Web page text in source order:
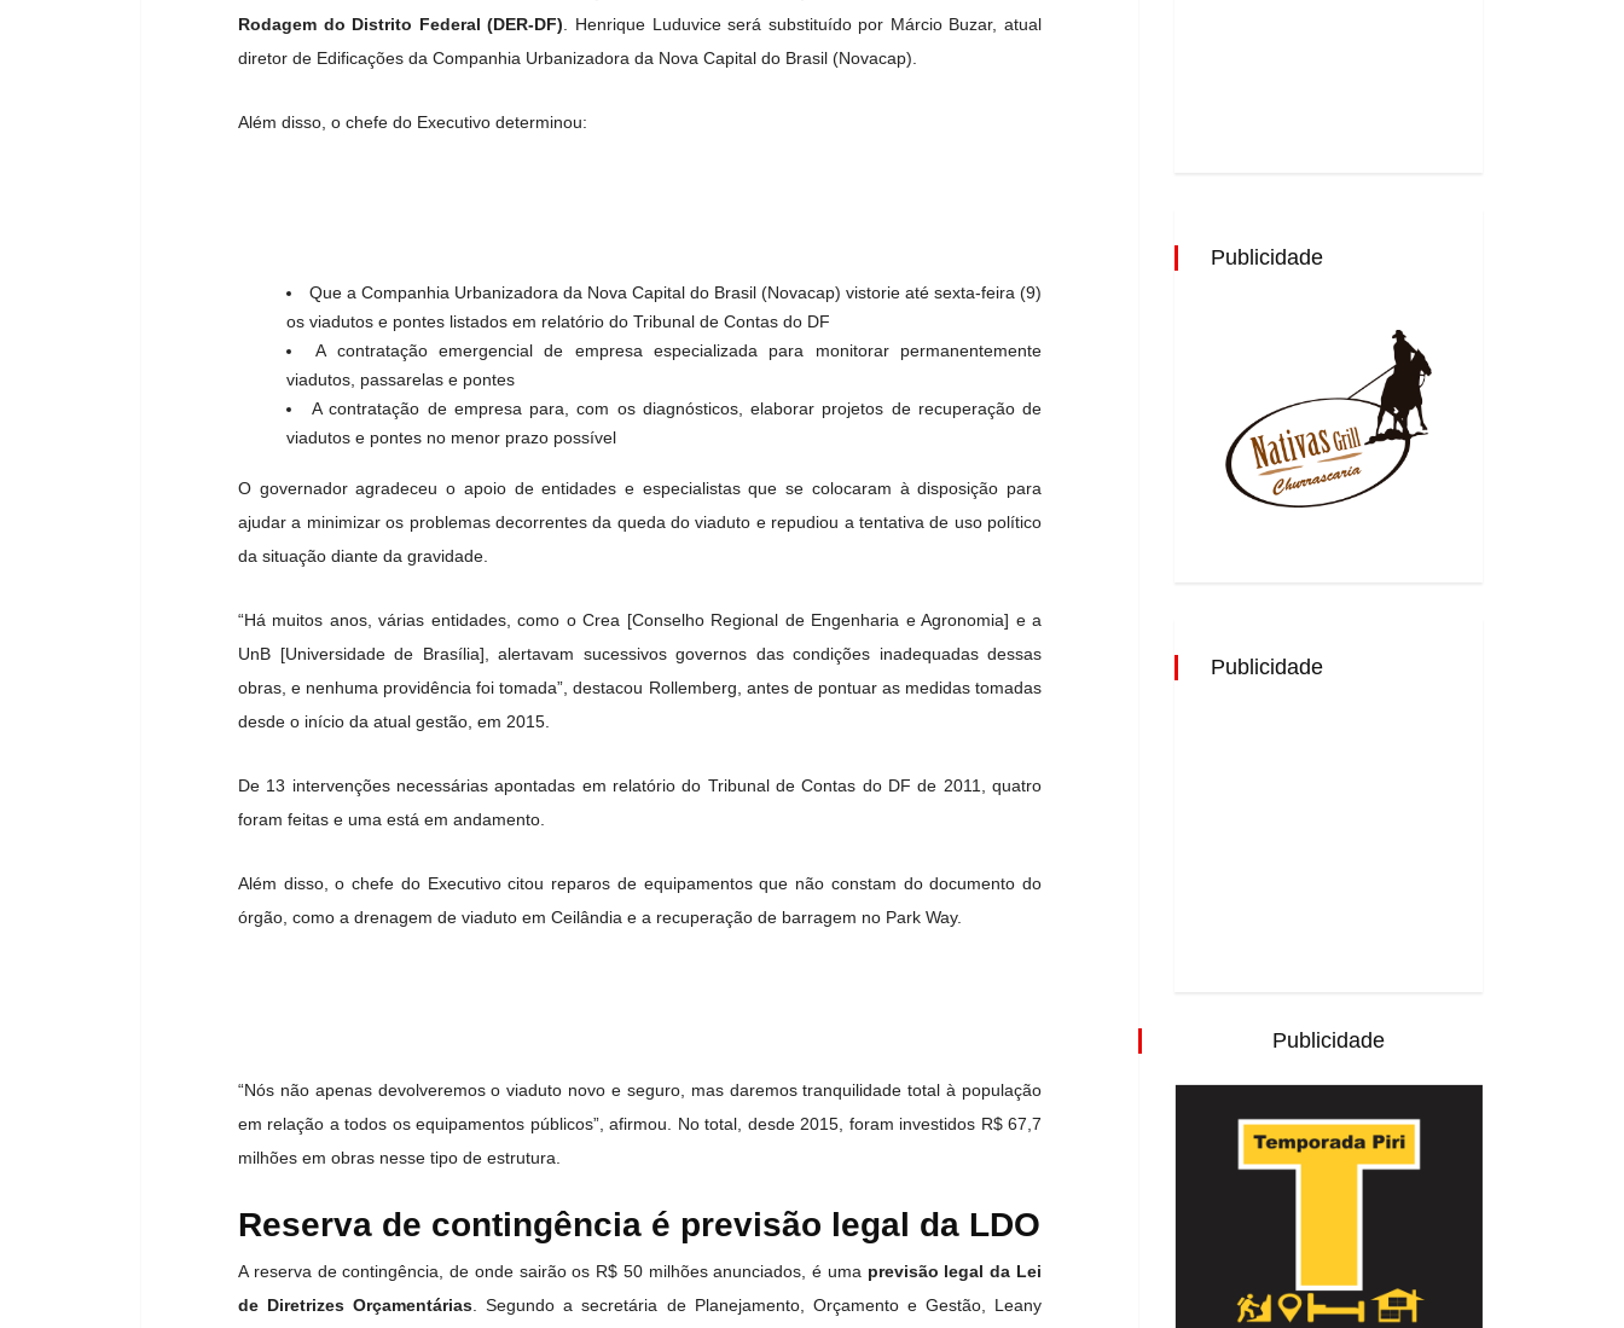
Rodagem do Distrito Federal (DER-DF) . Henrique Luduvice será substituído por Márcio Buzar, atual
diretor de Edificações da Companhia Urbanizadora da Nova Capital do Brasil (Novacap).
Além disso, o chefe do Executivo determinou:
Que a Companhia Urbanizadora da Nova Capital do Brasil (Novacap) vistorie até sexta-feira (9)
os viadutos e pontes listados em relatório do Tribunal de Contas do DF
A contratação emergencial de empresa especializada para monitorar permanentemente
viadutos, passarelas e pontes
A contratação de empresa para, com os diagnósticos, elaborar projetos de recuperação de
viadutos e pontes no menor prazo possível
O governador agradeceu o apoio de entidades e especialistas que se colocaram à disposição para
ajudar a minimizar os problemas decorrentes da queda do viaduto e repudiou a tentativa de uso político
da situação diante da gravidade.
“Há muitos anos, várias entidades, como o Crea [Conselho Regional de Engenharia e Agronomia] e a
UnB [Universidade de Brasília], alertavam sucessivos governos das condições inadequadas dessas
obras, e nenhuma providência foi tomada”, destacou Rollemberg, antes de pontuar as medidas tomadas
desde o início da atual gestão, em 2015.
De 13 intervenções necessárias apontadas em relatório do Tribunal de Contas do DF de 2011, quatro
foram feitas e uma está em andamento.
Além disso, o chefe do Executivo citou reparos de equipamentos que não constam do documento do
órgão, como a drenagem de viaduto em Ceilândia e a recuperação de barragem no Park Way.
“Nós não apenas devolveremos o viaduto novo e seguro, mas daremos tranquilidade total à população
em relação a todos os equipamentos públicos”, afirmou. No total, desde 2015, foram investidos R$ 67,7
milhões em obras nesse tipo de estrutura.
Reserva de contingência é previsão legal da LDO
A reserva de contingência, de onde sairão os R$ 50 milhões anunciados, é uma previsão legal da Lei
de Diretrizes Orçamentárias. Segundo a secretária de Planejamento, Orçamento e Gestão, Leany
Publicidade
Publicidade
Publicidade